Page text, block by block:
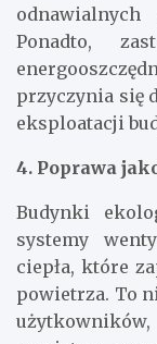
Ponadto,
przyczynia się
eksploatacji
4. Poprawa
Budynki
systemy
ciepła, które
powietrza. To